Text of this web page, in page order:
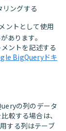
ングする
ントとして使用
あります。
ントを記述する
BigQueryドキ
の列のデータ
較する場合は、
する列はテーブ